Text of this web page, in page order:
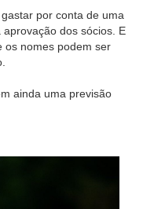
por conta de uma
dos sócios. E
os nomes podem ser
ainda uma previsão